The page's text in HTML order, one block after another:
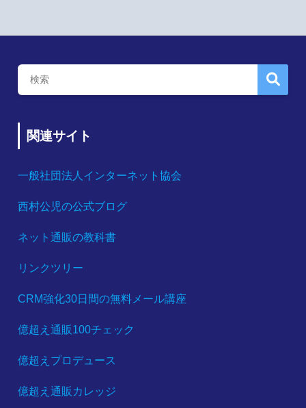
関連サイト
一般社団法人インターネット協会
西村公児の公式ブログ
ネット通販の教科書
リンクツリー
CRM強化30日間の無料メール講座
億超え通販100チェック
億超えプロデュース
億超え通販カレッジ